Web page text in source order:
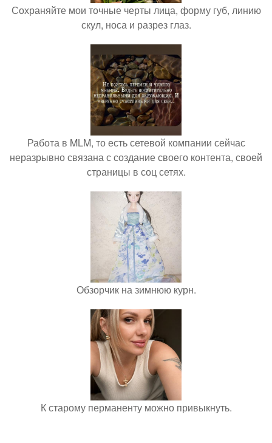
Сохраняйте мои точные черты лица, форму губ, линию
скул, носа и разрез глаз.
Работа в MLM, то есть сетевой компании сейчас
неразрывно связана с создание своего контента, своей
страницы в соц сетях.
Обзорчик на зимнюю курн.
К старому перманенту можно привыкнуть.